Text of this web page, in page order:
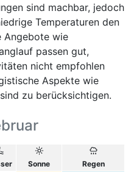
sind machbar, jedoch
Temperaturen den
Angebote wie
passen gut,
nicht empfohlen
Aspekte wie
zu berücksichtigen.
Sonne Regen